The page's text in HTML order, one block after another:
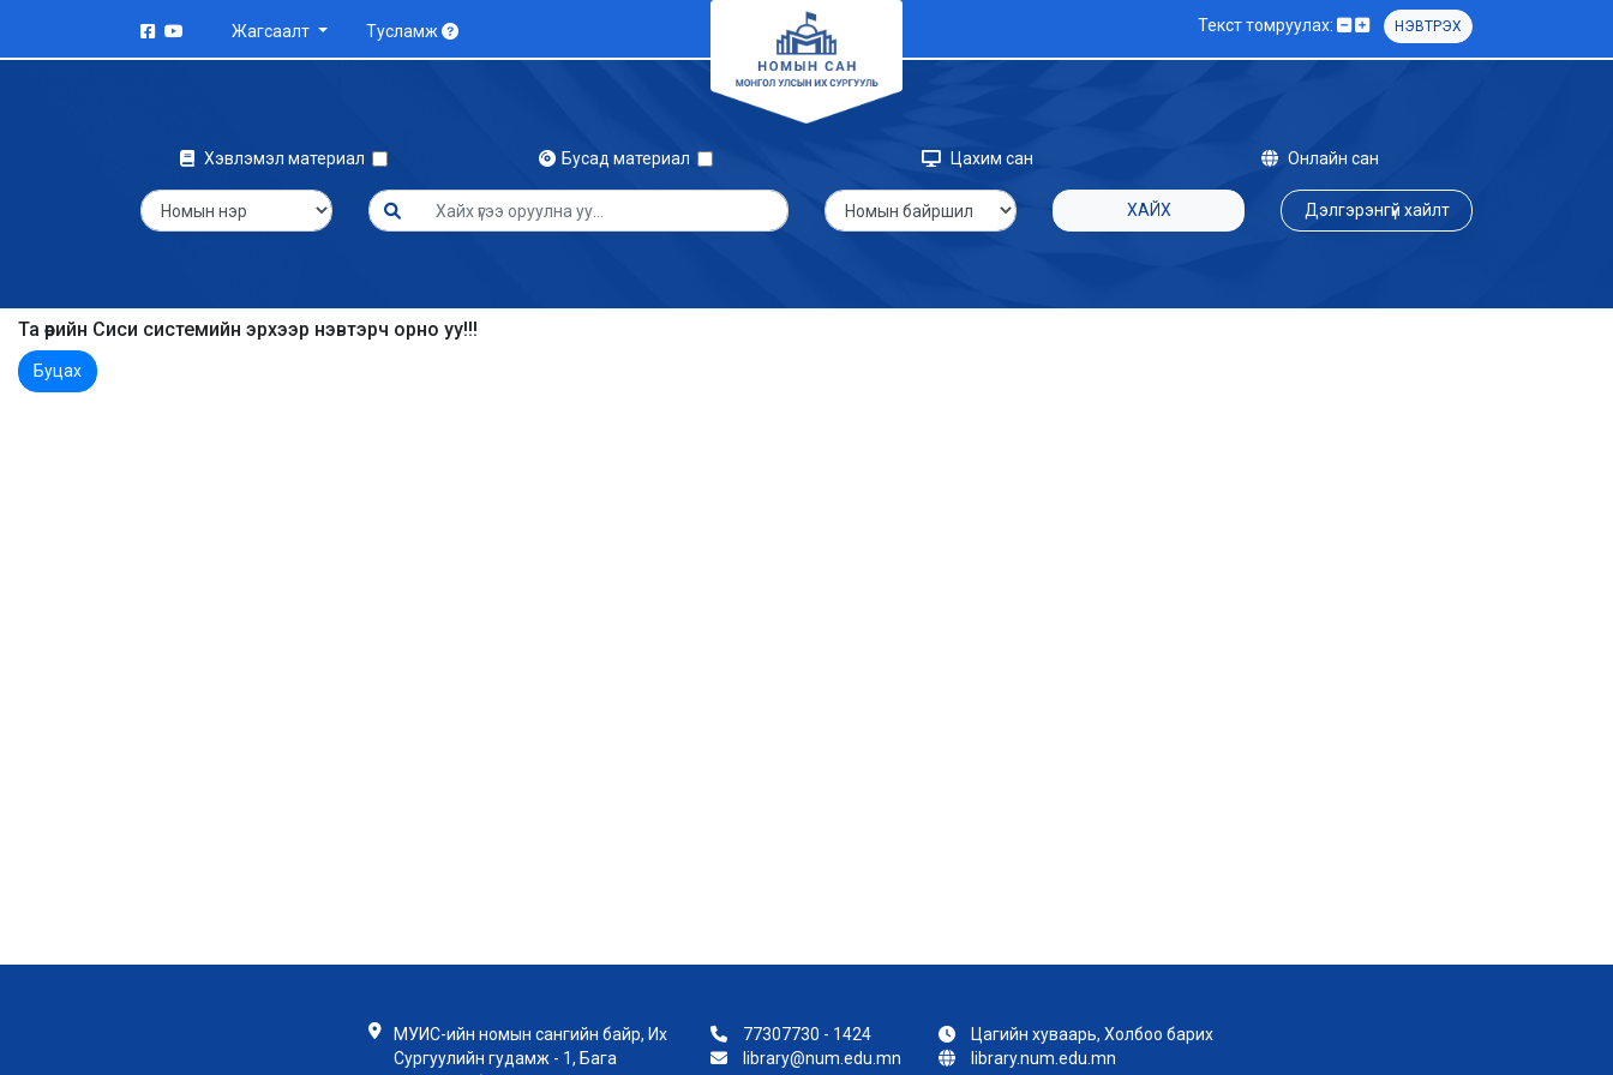
Жагсаалт Тусламж Текст томруулах: НЭВТРЭХ
Хэвлэмэл материал Бусад материал Цахим сан Онлайн сан
ХАЙХ Дэлгэрэнгүй хайлт
Та өөрийн Сиси системийн эрхээр нэвтэрч орно уу!!!
Буцах
МУИС-ийн номын сангийн байр, Их
Сургуулийн гудамж - 1, Бага
77307730 - 1424
library@num.edu.mn
Цагийн хуваарь, Холбоо барих
library.num.edu.mn